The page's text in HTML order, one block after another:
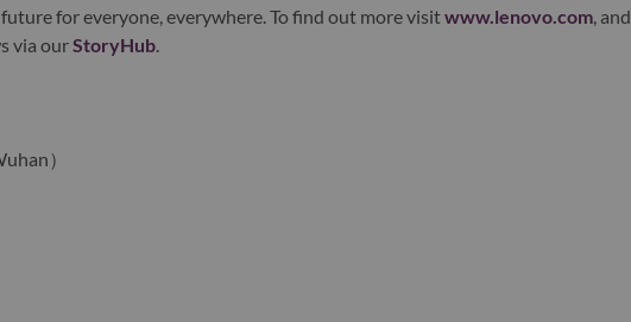
for everyone, everywhere. To find out more visitwww.lenovo.com, and
via our StoryHub.
）